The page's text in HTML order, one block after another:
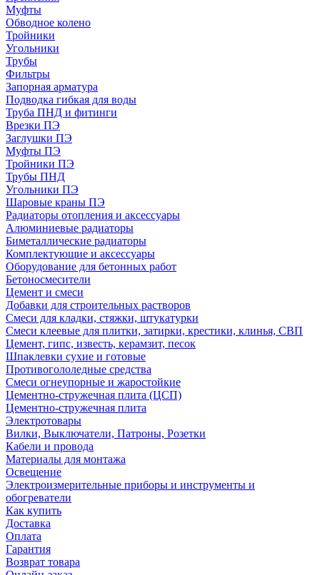
Муфты
Обводное колено
Тройники
Угольники
Трубы
Фильтры
Запорная арматура
Подводка гибкая для воды
Труба ПНД и фитинги
Врезки ПЭ
Заглушки ПЭ
Муфты ПЭ
Тройники ПЭ
Трубы ПНД
Угольники ПЭ
Шаровые краны ПЭ
Радиаторы отопления и аксессуары
Алюминиевые радиаторы
Биметаллические радиаторы
Комплектующие и аксессуары
Оборудование для бетонных работ
Бетоносмесители
Цемент и смеси
Добавки для строительных растворов
Смеси для кладки, стяжки, штукатурки
Смеси клеевые для плитки, затирки, крестики, клинья, СВП
Цемент, гипс, известь, керамзит, песок
Шпаклевки сухие и готовые
Противогололедные средства
Смеси огнеупорные и жаростойкие
Цементно-стружечная плита (ЦСП)
Цементно-стружечная плита
Электротовары
Вилки, Выключатели, Патроны, Розетки
Кабели и провода
Материалы для монтажа
Освещение
Электроизмерительные приборы и инструменты и
обогреватели
Как купить
Доставка
Оплата
Гарантия
Возврат товара